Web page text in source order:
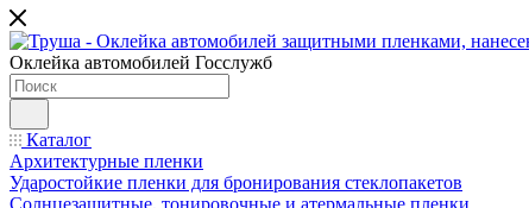
Оклейка автомобилей Госслужб
Каталог
Архитектурные пленки
Ударостойкие пленки для бронирования стеклопакетов
Солнцезащитные, тонировочные и атермальные пленки